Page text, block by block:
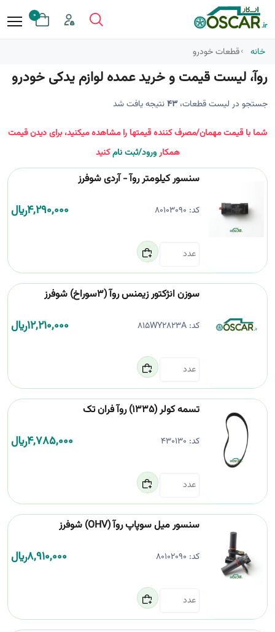
0
خانه قطعات خودرو
روآ، لیست قیمت و خرید عمده لوازم یدکی خودرو
جستجو در لیست قطعات، 43نتیجه یافت شد
شما با قیمت مهمان/مصرف کننده قیمتها را مشاهده میکنید، برای دیدن قیمت
همکارورود/ثبت نامکنید
سنسور کیلومتر روآ - آردی شوفرز
کد: 80103090
4,290,000﷼
سوزن انژکتور زیمنس روآ (3سوراخ) شوفرز
کد:815WY2823A
12,210,000﷼
تسمه کولر (1335) روآ فران تک
کد: 430130
4,785,000﷼
سنسور میل سوپاپ روآ (OHV) شوفرز
کد: 80102090
8,910,000﷼